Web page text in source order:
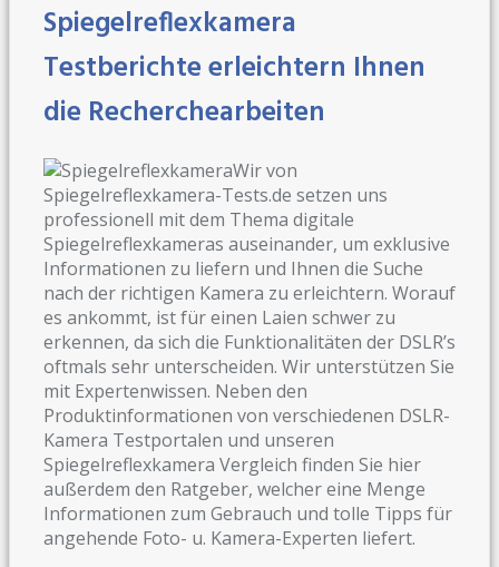
Spiegelreflexkamera
Testberichte erleichtern Ihnen
die Recherchearbeiten
Wir von
Spiegelreflexkamera-Tests.de setzen uns
professionell mit dem Thema digitale
Spiegelreflexkameras auseinander, um exklusive
Informationen zu liefern und Ihnen die Suche
nach der richtigen Kamera zu erleichtern. Worauf
es ankommt, ist für einen Laien schwer zu
erkennen, da sich die Funktionalitäten der DSLR’s
oftmals sehr unterscheiden. Wir unterstützen Sie
mit Expertenwissen. Neben den
Produktinformationen von verschiedenen DSLR-
Kamera Testportalen und unseren
Spiegelreflexkamera Vergleich finden Sie hier
außerdem den Ratgeber, welcher eine Menge
Informationen zum Gebrauch und tolle Tipps für
angehende Foto- u. Kamera-Experten liefert.